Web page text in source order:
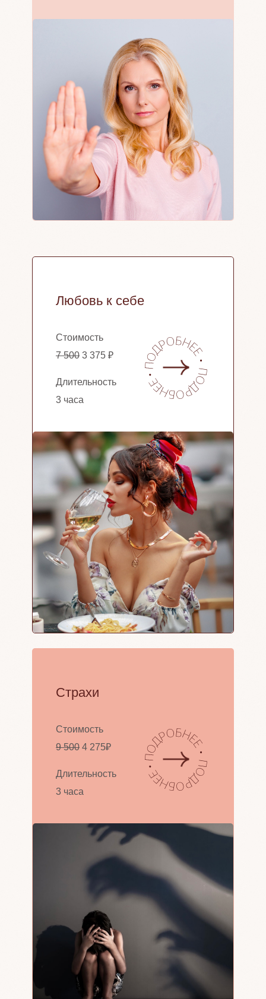
Стоимость
Любовь к себе
Длительность
3 часа
7 500 3 375 ₽
Стоимость
Страхи
Длительность
3 часа
9 500 4 275₽